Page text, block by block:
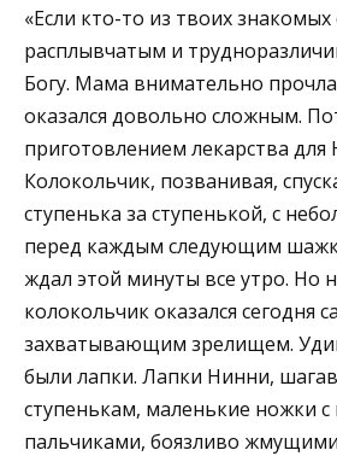
«Если кто-то из твоих знакомых
расплывчатым и
Богу. Мама внимательно
оказался довольно сложным.
приготовлением лекарства для
Колокольчик, позванивая,
ступенька за ступенькой, с
перед каждым следующим
ждал этой минуты все утро. Но
колокольчик оказался сегодня
захватывающим зрелищем.
были лапки. Лапки Нинни,
ступенькам, маленькие ножки
пальчиками, боязливо